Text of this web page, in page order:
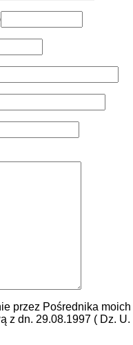
przez Pośrednika moich
z dn. 29.08.1997 ( Dz. U.